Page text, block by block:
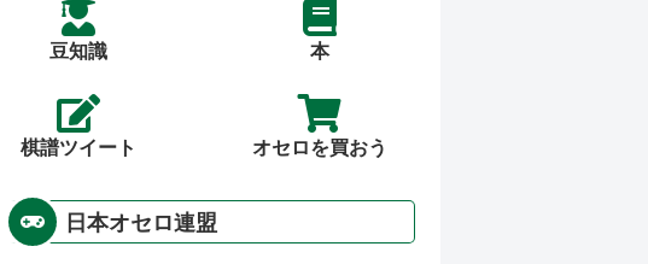
豆知識 本
棋譜ツイート オセロを買おう
日本オセロ連盟